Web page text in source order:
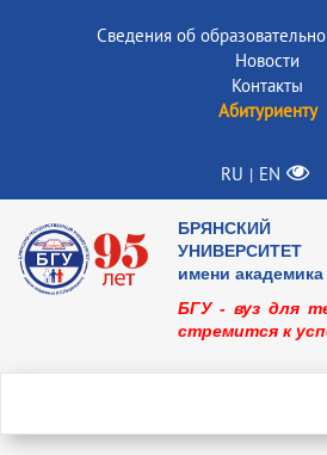
Сведения об
Новости
Контакты
Абитуриенту
RU | EN
БРЯНСКИЙ
УНИВЕРСИТЕТ
имени
БГУ - вуз для
стремится к